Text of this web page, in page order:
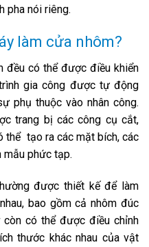
pha nói riêng.
làm cửa nhôm?
đều có thể được điều khiển
gia công được tự động
phụ thuộc vào nhân công.
trang bị các công cụ cắt,
thể tạo ra các mặt bích, các
mẫu phức tạp.
được thiết kế để làm
bao gồm cả nhôm đúc
có thể được điều chỉnh
thước khác nhau của vật